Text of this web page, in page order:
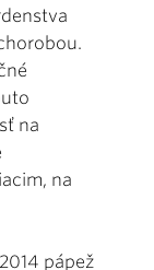
na
na
pápež